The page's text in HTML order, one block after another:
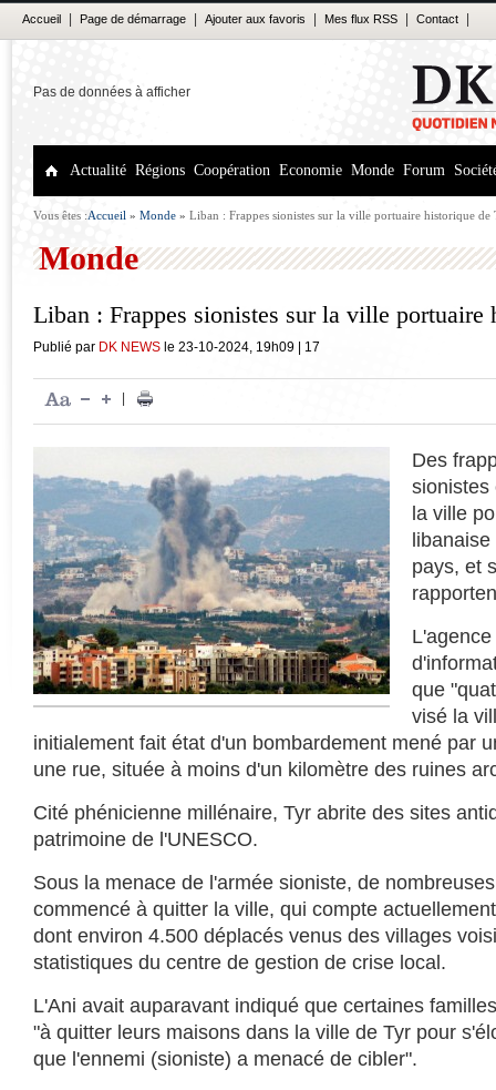
Accueil Page de démarrage Ajouter aux favoris Mes flux RSS Contact
Pas de données à afficher
Actualité Régions Coopération Economie Monde Forum
Vous êtes :Accueil » Monde » Liban : Frappes sionistes sur la ville portuaire historique de
Monde
Liban : Frappes sionistes sur la ville portuaire
Publié par DK NEWS le 23-10-2024, 19h09 17
Des
sionistes
la ville
pays, et
que
visé la
initialement fait état d'un bombardement mené par
une rue, située à moins d'un kilomètre des ruines
Cité phénicienne millénaire, Tyr abrite des sites
patrimoine de l'UNESCO.
Sous la menace de l'armée sioniste, de
commencé à quitter la ville, qui compte
dont environ 4.500 déplacés venus des villages
statistiques du centre de gestion de crise local.
L'Ani avait auparavant indiqué que certaines
"à quitter leurs maisons dans la ville de Tyr pour
que l'ennemi (sioniste) a menacé de cibler".